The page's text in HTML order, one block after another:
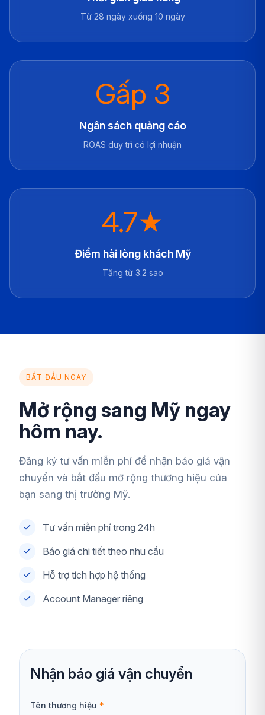
Từ 28 ngày xuống 10 ngày
Gấp 3
Ngân sách quảng cáo
ROAS duy trì có lợi nhuận
4.7★
Điểm hài lòng khách Mỹ
Tăng từ 3.2 sao
BẮT ĐẦU NGAY
Mở rộng sang Mỹ ngay
hôm nay.
Đăng ký tư vấn miễn phí để nhận báo giá vận
chuyển và bắt đầu mở rộng thương hiệu của
bạn sang thị trường Mỹ.
Tư vấn miễn phí trong 24h
Báo giá chi tiết theo nhu cầu
Hỗ trợ tích hợp hệ thống
Account Manager riêng
Nhận báo giá vận chuyển
Tên thương hiệu *